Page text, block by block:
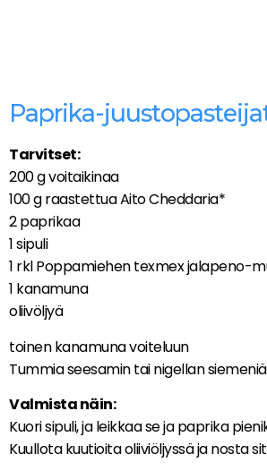
Paprika-
Tarvitset:
200 g voitaikinaa
100 g raastettua Aito Cheddaria*
2 paprikaa
1 sipuli
1 rkl Poppamiehen texmex jalapeno-
1 kanamuna
oliivöljyä
toinen kanamuna voiteluun
Tummia seesamin tai nigellan
Valmista näin:
Kuori sipuli, ja leikkaa se ja paprika
Kuullota kuutioita oliiviöljyssä ja nosta